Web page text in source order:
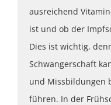
ausreichend
ist und ob der
Dies ist wichtig,
Schwangerschaft
und Missbildungen
führen. In der